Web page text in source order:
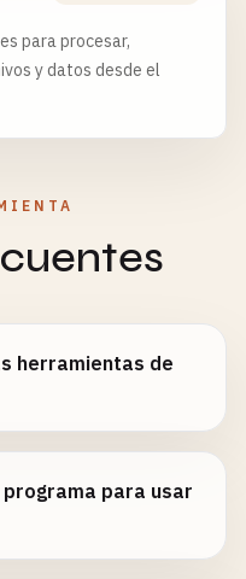
para procesar,
y datos desde el
herramientas de
para usar